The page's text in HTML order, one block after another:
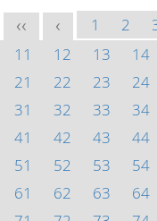
<< < 1 2
11
12 13 14
21
22 23 24
31
32 33 34
41
42 43 44
51
52 53 54
61
62 63 64